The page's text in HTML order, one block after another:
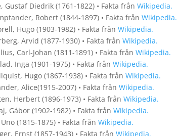
Gustaf Diedrik (1761-1822) • Fakta frånWikipedia.
Robert (1844-1897) • Fakta frånWikipedia.
Hugo (1903-1982) • Fakta frånWikipedia.
Arvid (1877-1930) • Fakta frånWikipedia.
Carl-Johan (1811-1891) • Fakta frånWikipedia.
Inga (1901-1975) • Fakta frånWikipedia.
Hugo (1867-1938) • Fakta frånWikipedia.
Alice(1915-2007) • Fakta frånWikipedia.
Herbert (1896-1973) • Fakta frånWikipedia.
Gábor (1902-1982) • Fakta frånWikipedia.
(1815-1875) • Fakta frånWikipedia.
Ernst (1857-1943) • Fakta frånWikipedia.